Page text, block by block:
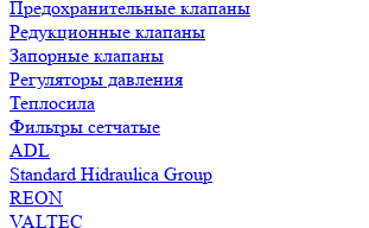
Предохранительные клапаны
Редукционные клапаны
Запорные клапаны
Регуляторы давления
Теплосила
Фильтры сетчатые
ADL
Standard Hidraulica Group
REON
VALTEC